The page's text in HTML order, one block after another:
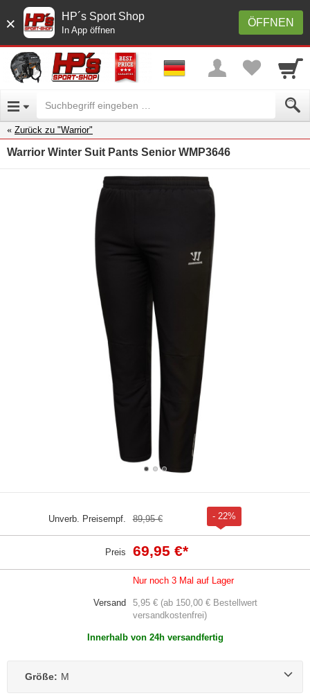
× ÖFFNEN
HP´s Sport Shop
In App öffnen
Zurück zu "Warrior"
Warrior Winter Suit Pants Senior WMP3646
Unverb. Preisempf. 89,95 € - 22%
Preis 69,95 €*
Nur noch 3 Mal auf Lager
Versand
5,95 € (ab 150,00 € Bestellwert
versandkostenfrei)
Innerhalb von 24h versandfertig
Größe: M